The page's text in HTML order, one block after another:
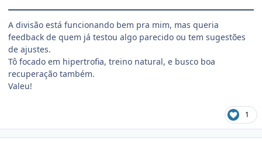
A divisão está funcionando bem pra mim, mas queria
feedback de quem já testou algo parecido ou tem sugestões
de ajustes.
Tô focado em hipertrofia, treino natural, e busco boa
recuperação também.
Valeu!
1